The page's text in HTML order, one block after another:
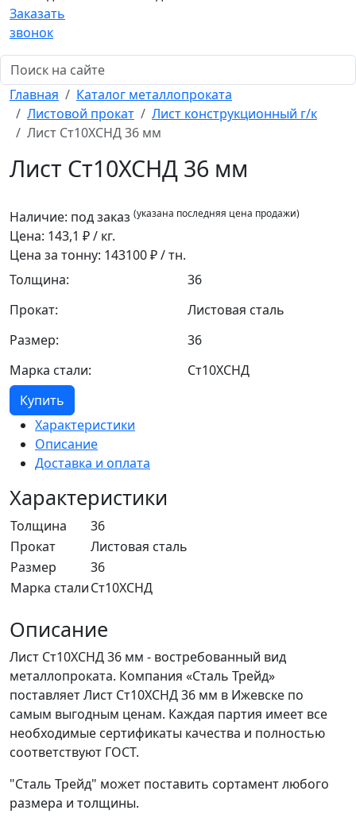
Заказать
звонок
Главная
Каталог металлопроката
Листовой прокат
Лист конструкционный г/к
Лист Ст10ХСНД 36 мм
Лист Ст10ХСНД 36 мм
Наличие: под заказ (указана последняя цена продажи)
Цена: 143,1 ₽ / кг.
Цена за тонну: 143100₽ / тн.
Толщина:
36
Прокат:
Листовая сталь
Размер:
36
Марка стали:
Ст10ХСНД
Купить
Характеристики
Описание
Доставка и оплата
Характеристики
Толщина
36
Прокат
Листовая сталь
Размер
36
Марка сталиСт10ХСНД
Описание
Лист Ст10ХСНД 36 мм - востребованный вид
металлопроката. Компания «Сталь Трейд»
поставляет Лист Ст10ХСНД 36 мм в Ижевске по
самым выгодным ценам. Каждая партия имеет все
необходимые сертификаты качества и полностью
соответствуют ГОСТ.
"Сталь Трейд" может поставить сортамент любого
размера и толщины.